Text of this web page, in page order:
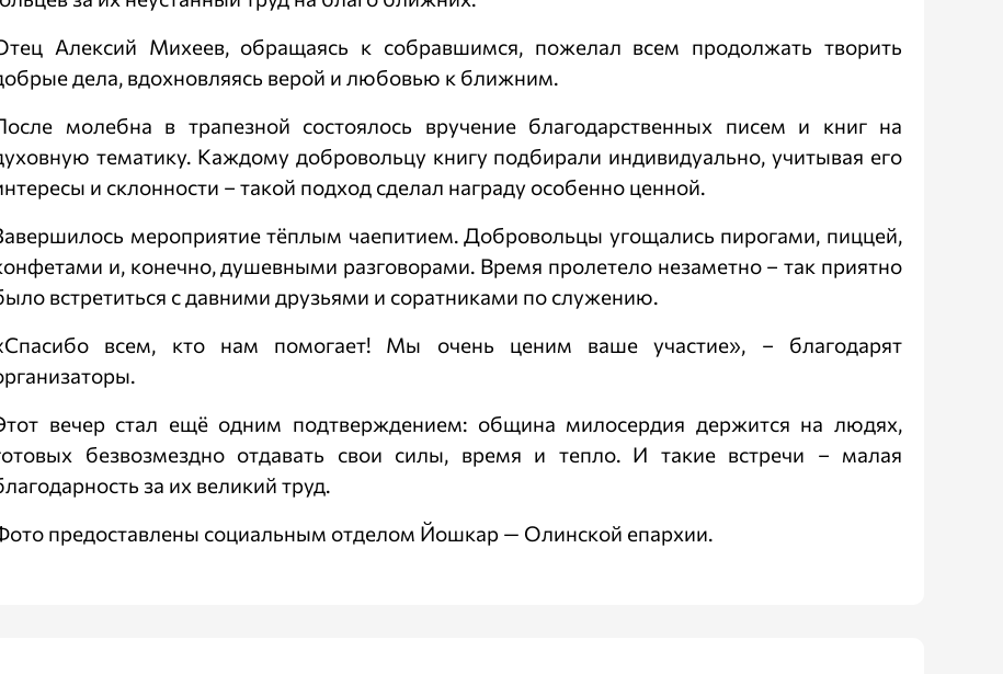
Алексий Михеев, обращаясь к собравшимся, пожелал всем продолжать творить
дела, вдохновляясь верой и любовью к ближним.
молебна в трапезной состоялось вручение благодарственных писем и книг на
тематику. Каждому добровольцу книгу подбирали индивидуально, учитывая его
и склонности – такой подход сделал награду особенно ценной.
мероприятие тёплым чаепитием. Добровольцы угощались пирогами, пиццей,
и, конечно, душевными разговорами. Время пролетело незаметно – так приятно
встретиться с давними друзьями и соратниками по служению.
всем, кто нам помогает! Мы очень ценим ваше участие», – благодарят
вечер стал ещё одним подтверждением: община милосердия держится на людях,
безвозмездно отдавать свои силы, время и тепло. И такие встречи – малая
за их великий труд.
предоставлены социальным отделом Йошкар — Олинской епархии.